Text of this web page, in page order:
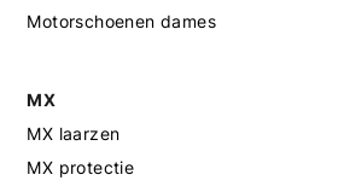
Motorschoenen dames
MX
MX laarzen
MX protectie